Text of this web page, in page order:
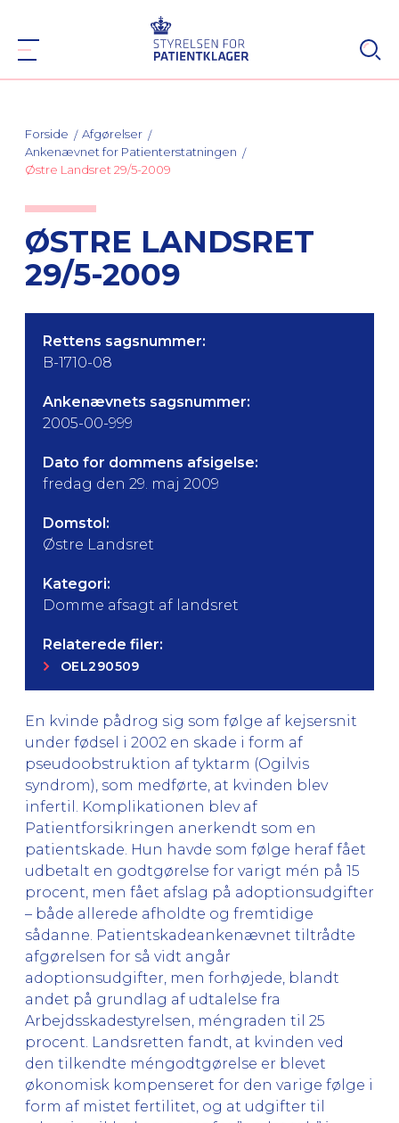
Forside
Afgørelser
Ankenævnet for Patienterstatningen
Østre Landsret 29/5-2009
ØSTRE LANDSRET
29/5-2009
Rettens sagsnummer:
B-1710-08
Ankenævnets sagsnummer:
2005-00-999
Dato for dommens afsigelse:
fredag den 29. maj 2009
Domstol:
Østre Landsret
Kategori:
Domme afsagt af landsret
Relaterede filer:
OEL290509
En kvinde pådrog sig som følge af kejsersnit
under fødsel i 2002 en skade i form af
pseudoobstruktion af tyktarm (Ogilvis
syndrom), som medførte, at kvinden blev
infertil. Komplikationen blev af
Patientforsikringen anerkendt som en
patientskade. Hun havde som følge heraf fået
udbetalt en godtgørelse for varigt mén på 15
procent, men fået afslag på adoptionsudgifter
– både allerede afholdte og fremtidige
sådanne. Patientskadeankenævnet tiltrådte
afgørelsen for så vidt angår
adoptionsudgifter, men forhøjede, blandt
andet på grundlag af udtalelse fra
Arbejdsskadestyrelsen, méngraden til 25
procent. Landsretten fandt, at kvinden ved
den tilkendte méngodtgørelse er blevet
økonomisk kompenseret for den varige følge i
form af mistet fertilitet, og at udgifter til